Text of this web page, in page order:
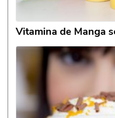
Vitamina de Manga